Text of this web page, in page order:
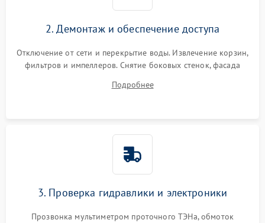
2. Демонтаж и обеспечение доступа
Отключение от сети и перекрытие воды. Извлечение корзин,
фильтров и импеллеров. Снятие боковых стенок, фасада
циркуляционному насосу, ТЭНу и сливной помпе.
Подробнее
3. Проверка гидравлики и электроники
Прозвонка мультиметром проточного ТЭНа, обмоток